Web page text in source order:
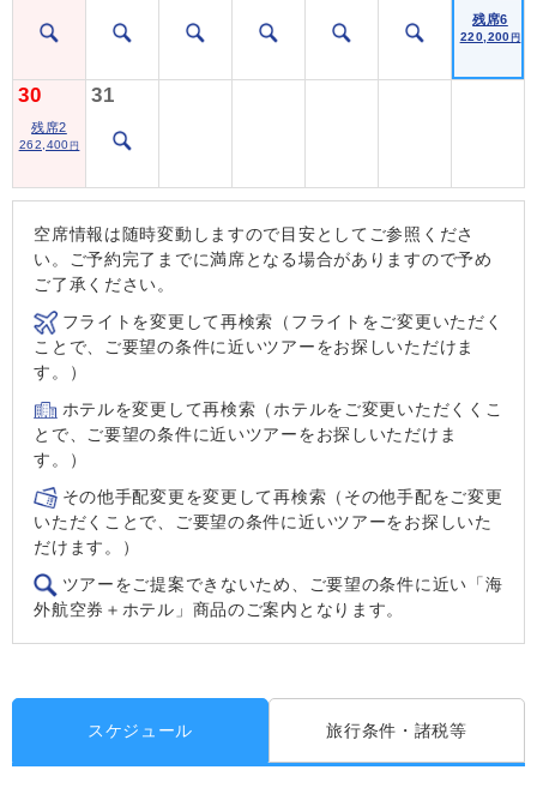
残席6
220,200 円
30
残席2
262,400 円
31
空席情報は随時変動しますので目安としてご参照くださ
い。ご予約完了までに満席となる場合がありますので予め
ご了承ください。
フライトを変更して再検索（フライトをご変更いただく
ことで、ご要望の条件に近いツアーをお探しいただけま
す。）
ホテルを変更して再検索（ホテルをご変更いただくくこ
とで、ご要望の条件に近いツアーをお探しいただけま
す。）
その他手配変更を変更して再検索（その他手配をご変更
いただくことで、ご要望の条件に近いツアーをお探しいた
だけます。）
ツアーをご提案できないため、ご要望の条件に近い「海
外航空券＋ホテル」商品のご案内となります。
スケジュール 旅行条件・諸税等